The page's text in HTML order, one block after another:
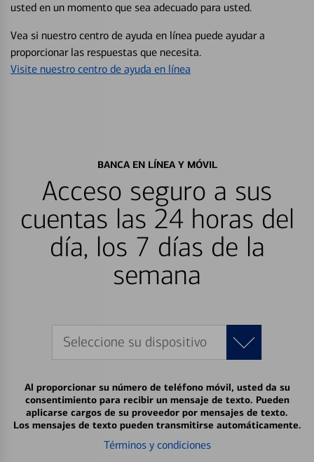
usted en un momento que sea adecuado para usted.
Vea si nuestro centro de ayuda en línea puede ayudar a
proporcionar las respuestas que necesita.
Visite nuestro centro de ayuda en línea
BANCA EN LÍNEA Y MÓVIL
Acceso seguro a sus
cuentas las 24 horas del
día, los 7 días de la
semana
Seleccione su dispositivo
Al proporcionar su número de teléfono móvil, usted da su
consentimiento para recibir un mensaje de texto. Pueden
aplicarse cargos de su proveedor por mensajes de texto.
Los mensajes de texto pueden transmitirse automáticamente.
Términos y condiciones